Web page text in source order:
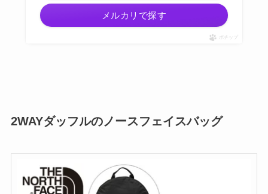
メルカリで探す
ポチップ
2WAYダッフルのノースフェイスバッグ